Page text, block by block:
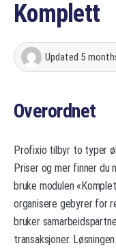
Komplett
Updated 5
Overordnet
Profixio tilbyr to typer
Priser og mer finner du
bruke modulen
organisere gebyrer for
bruker
transaksjoner.